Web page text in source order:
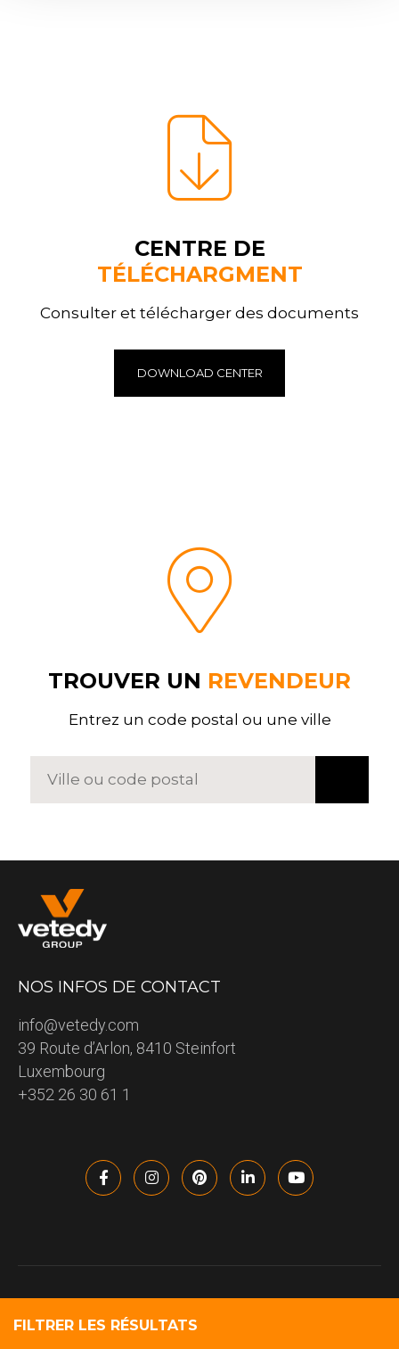
FILTRER LES RÉSULTATS
CENTRE DE
TÉLÉCHARGMENT
Consulter et télécharger des documents
DOWNLOAD CENTER
TROUVER UN REVENDEUR
Entrez un code postal ou une ville
NOS INFOS DE CONTACT
info@vetedy.com
39 Route d’Arlon, 8410 Steinfort
Luxembourg
+352 26 30 61 1
Politique de confidentialité